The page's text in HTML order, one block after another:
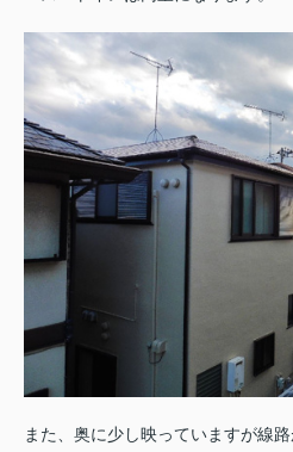
また、奥に少し映っていますが線路